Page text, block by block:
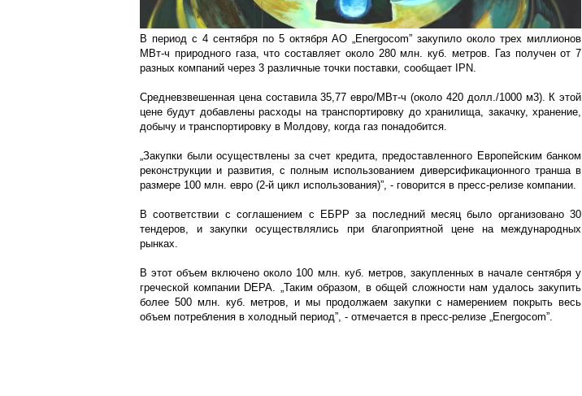
В период с 4 сентября по 5 октября АО „Energocom” закупило около трех миллионов
МВт-ч природного газа, что составляет около 280 млн. куб. метров. Газ получен от 7
разных компаний через 3 различные точки поставки, сообщает IPN.
Средневзвешенная цена составила 35,77 евро/МВт-ч (около 420 долл./1000 м3). К этой
цене будут добавлены расходы на транспортировку до хранилища, закачку, хранение,
добычу и транспортировку в Молдову, когда газ понадобится.
„Закупки были осуществлены за счет кредита, предоставленного Европейским банком
реконструкции и развития, с полным использованием диверсификационного транша в
размере 100 млн. евро (2-й цикл использования)”, - говорится в пресс-релизе компании.
В соответствии с соглашением с ЕБРР за последний месяц было организовано 30
тендеров, и закупки осуществлялись при благоприятной цене на международных
рынках.
В этот объем включено около 100 млн. куб. метров, закупленных в начале сентября у
греческой компании DEPA. „Таким образом, в общей сложности нам удалось закупить
более 500 млн. куб. метров, и мы продолжаем закупки с намерением покрыть весь
объем потребления в холодный период”, - отмечается в пресс-релизе „Energocom”.